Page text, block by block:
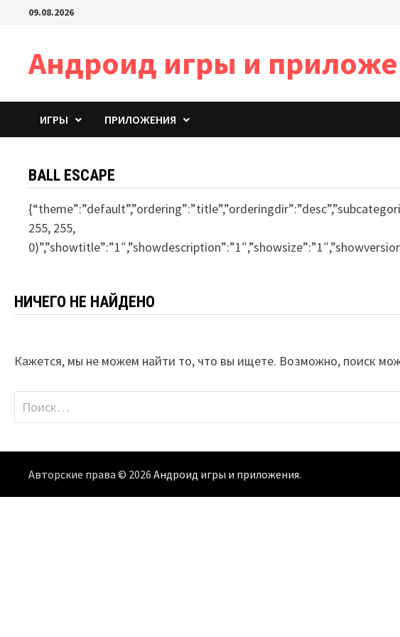
Перейти09.08.2026
Андроид игры и
ИГРЫ ПРИЛОЖЕНИЯ
BALL ESCAPE
255, 255,
НИЧЕГО НЕ НАЙДЕНО
Кажется, мы не можем найти то, что вы ищете. Возможно, поиск
Найти:
Авторские права © 2026Андроид игры и приложения.